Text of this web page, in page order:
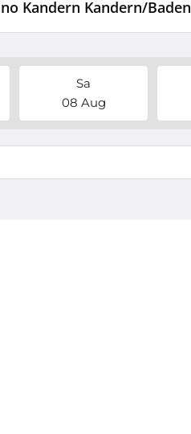
Kandern Kandern/Baden
Sa
08 Aug